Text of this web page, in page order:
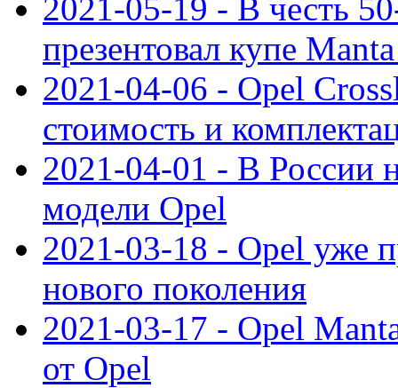
2021-05-19 - В честь
презентовал купе
2021-04-06 - Opel
стоимость и
2021-04-01 - В России
модели Opel
2021-03-18 - Opel уже
нового поколения
2021-03-17 - Opel
от Opel